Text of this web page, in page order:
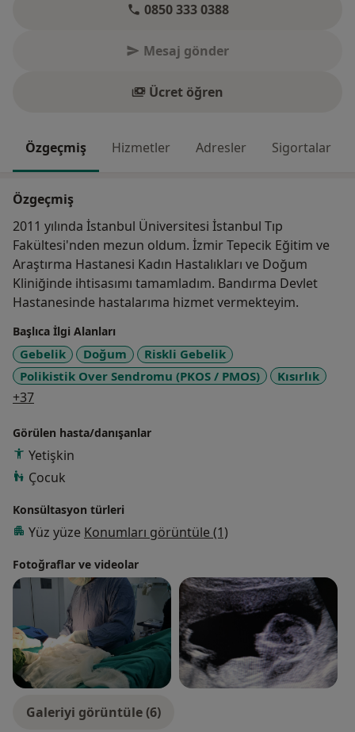
0850 333 0388
Mesaj gönder
Ücret öğren
Özgeçmiş Hizmetler Adresler Sigortalar
Özgeçmiş
2011 yılında İstanbul Üniversitesi İstanbul Tıp
Fakültesi'nden mezun oldum. İzmir Tepecik Eğitim ve
Araştırma Hastanesi Kadın Hastalıkları ve Doğum
Kliniğinde ihtisasımı tamamladım. Bandırma Devlet
Hastanesinde hastalarıma hizmet vermekteyim.
Başlıca İlgi Alanları
Gebelik Doğum
Riskli Gebelik
Polikistik Over Sendromu (PKOS / PMOS)
Kısırlık
+37a11y_sr_more_diseases
Görülen hasta/danışanlar
Yetişkin
Çocuk
Konsültasyon türleri
Yüz yüze Konumları görüntüle (1)
Fotoğraflar ve videolar
Galeriyi görüntüle (6)